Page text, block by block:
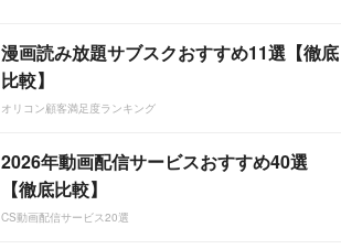
漫画読み放題サブスクおすすめ11選【徹底
比較】
オリコン顧客満足度ランキング
2026年動画配信サービスおすすめ40選
【徹底比較】
CS動画配信サービス20選